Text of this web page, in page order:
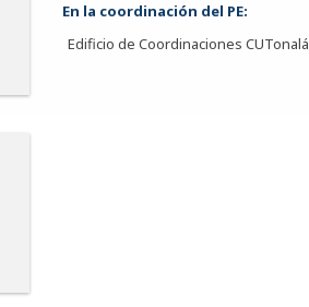
En la coordinación del PE:
Edificio de Coordinaciones CUTonalá